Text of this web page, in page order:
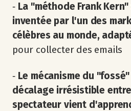
‐ La "méthode Frank
inventée par l'un des
célèbres au monde,
pour collecter des emails
‐ Le mécanisme du
décalage irrésistible
spectateur vient